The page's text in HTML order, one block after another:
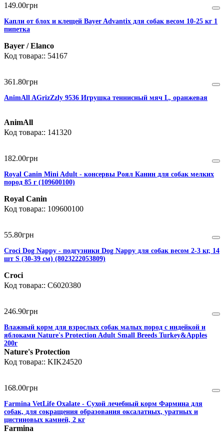
149.00грн
Капли от блох и клещей Bayer Advantix для собак весом 10-25 кг 1
пипетка
Bayer / Elanco
54167
361 .80грн
AnimAll AGrizZzly 9536 Игрушка теннисный мяч L, оранжевая
AnimAll
141320
182.00грн
Royal Canin Mini Adult - консервы Роял Канин для собак мелких
пород 85 г (109600100)
Royal Canin
109600100
55.80грн
Croci Dog Nappy - подгузники Dog Nappy для собак весом 2-3 кг, 14
шт S (30-39 см) (8023222053809)
Croci
C6020380
246.90грн
Влажный корм для взрослых собак малых пород с индейкой и
яблоками Nature's Protection Adult Small Breeds Turkey&Apples
200г
Nature's Protection
KIK24520
168.00грн
Farmina VetLife Oxalate - Сухой лечебный корм Фармина для
собак, для сокращения образования оксалатных, уратных и
цистиновых камней, 2 кг
Farmina